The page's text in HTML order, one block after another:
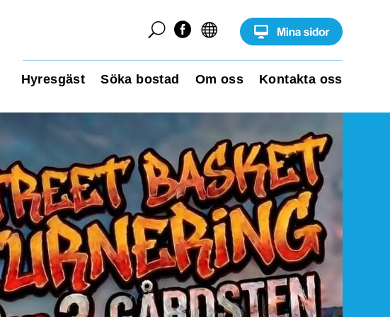


U
Hyresgäst Söka bostad Om oss Kontakta oss